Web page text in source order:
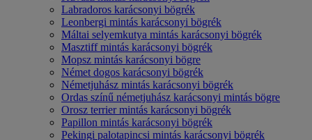
Labradoros karácsonyi bögrék
Leonbergi mintás karácsonyi bögrék
Máltai selyemkutya mintás karácsonyi bögrék
Masztiff mintás karácsonyi bögrék
Mopsz mintás karácsonyi bögre
Német dogos karácsonyi bögrék
Németjuhász mintás karácsonyi bögrék
Ordas színű németjuhász karácsonyi mintás bögre
Orosz terrier mintás karácsonyi bögrék
Papillon mintás karácsonyi bögrék
Pekingi palotapincsi mintás karácsonyi bögrék